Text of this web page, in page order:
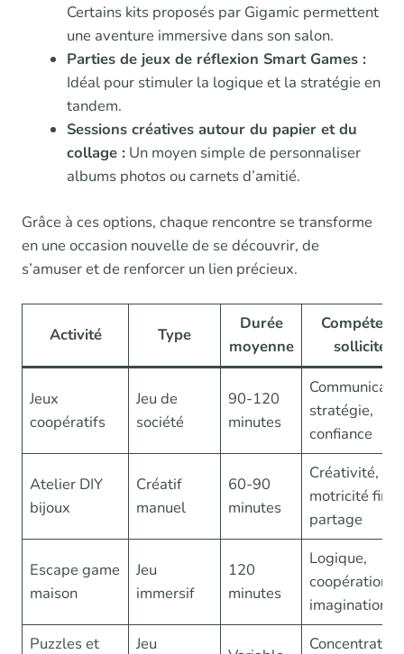
Certains kits proposés par Gigamic permettent
une aventure immersive dans son salon.
Parties de jeux de réflexion Smart Games :
Idéal pour stimuler la logique et la stratégie en
tandem.
Sessions créatives autour du papier et du
collage :Un moyen simple de personnaliser
albums photos ou carnets d’amitié.
Grâce à ces options, chaque rencontre se transforme
en une occasion nouvelle de se découvrir, de
s’amuser et de renforcer un lien précieux.
Activité Type
Durée
moyenne
sollicitées
Jeux
coopératifs
Jeu de
société
90-120
minutes
stratégie,
confiance
Atelier DIY
bijoux
Créatif
manuel
60-90
minutes
Créativité,
motricité fine,
partage
Escape game
maison
Jeu
immersif
120
minutes
Logique,
coopération,
imagination
Puzzles et
Jeu